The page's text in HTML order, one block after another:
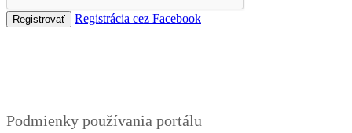
Registrácia cez Facebook
Podmienky používania portálu